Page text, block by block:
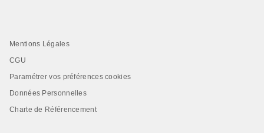
Mentions Légales
CGU
Paramétrer vos préférences cookies
Données Personnelles
Charte de Référencement